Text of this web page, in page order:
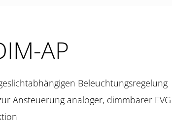
AP
Beleuchtungsregelung
Ansteuerung analoger, dimmbarer EVG